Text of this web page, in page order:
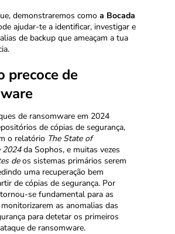
demonstraremos como a Bocada
ajudar-te a identificar, investigar e
de backup que ameaçam a tua
precoce de
de ransomware em 2024
de cópias de segurança,
o relatório The State of
2024da Sophos, e muitas vezes
deos sistemas primários serem
uma recuperação bem
de cópias de segurança. Por
se fundamental para as
as anomalias das
para detetar os primeiros
de ransomware.